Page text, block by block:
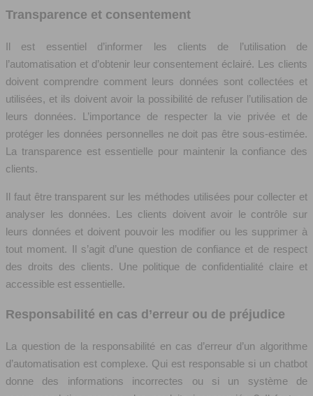
Transparence et consentement
Il est essentiel d’informer les clients de l’utilisation de
l’automatisation et d’obtenir leur consentement éclairé. Les clients
doivent comprendre comment leurs données sont collectées et
utilisées, et ils doivent avoir la possibilité de refuser l’utilisation de
leurs données. L’importance de respecter la vie privée et de
protéger les données personnelles ne doit pas être sous-estimée.
La transparence est essentielle pour maintenir la confiance des
clients.
Il faut être transparent sur les méthodes utilisées pour collecter et
analyser les données. Les clients doivent avoir le contrôle sur
leurs données et doivent pouvoir les modifier ou les supprimer à
tout moment. Il s’agit d’une question de confiance et de respect
des droits des clients. Une politique de confidentialité claire et
accessible est essentielle.
Responsabilité en cas d’erreur ou de préjudice
La question de la responsabilité en cas d’erreur d’un algorithme
d’automatisation est complexe. Qui est responsable si un chatbot
donne des informations incorrectes ou si un système de